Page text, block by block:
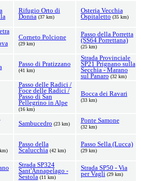
Rifugio Orto di
Donna (37 km)
Osteria Vecchia
Ospitaletto (35 km)
Corneto Polcione
(29 km)
Passo della Porretta
(SS64 Porrettana)
(25 km)
Passo di Pratizzano
(41 km)
Strada Provinciale
SP21 Prignano sulla
Secchia - Marano
sul Panaro (32 km)
Passo delle Radici /
Foce delle Radici /
Passo di San
Pellegrino in Alpe
(16 km)
Bocca dei Ravari
(33 km)
Sambucedro (23 km) Ponte Samone
(32 km)
Passo della
Scalucchia (42 km)
Passo Sella (Lucca)
(29 km)
Strada SP324
Sant'Annapelago -
Sestola (11 km)
Strada SP50 - Via
per Vagli (29 km)